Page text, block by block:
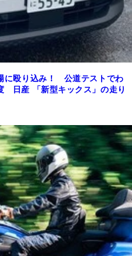
に殴り込み！ 公道テストでわ
日産 「新型キックス」の走り